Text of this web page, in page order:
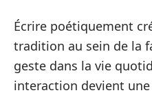
Écrire poétiquement
tradition au sein de la
geste dans la vie
interaction devient